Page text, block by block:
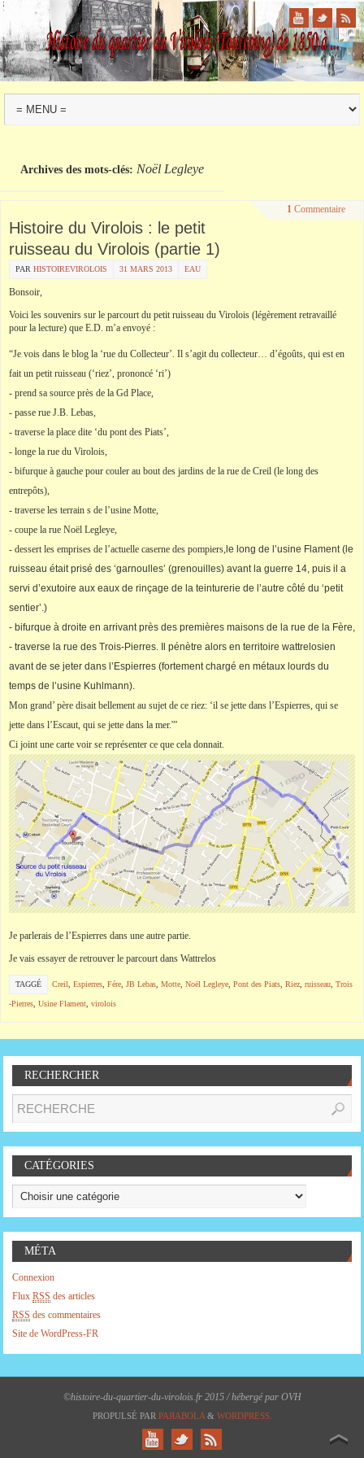
Archives des mots-clés: Noël Legleye
1 Commentaire
Histoire du Virolois : le petit
ruisseau du Virolois (partie 1)
PAR HISTOIREVIROLOIS 31 MARS 2013 EAU
Bonsoir,
Voici les souvenirs sur le parcourt du petit ruisseau du Virolois (légèrement retravaillé
pour la lecture) que E.D. m’a envoyé :
“Je vois dans le blog la ‘rue du Collecteur’. Il s’agit du collecteur… d’égoûts, qui est en
fait un petit ruisseau (‘riez’, prononcé ‘ri’)
- prend sa source près de la Gd Place,
- passe rue J.B. Lebas,
- traverse la place dite ‘du pont des Piats’,
- longe la rue du Virolois,
- bifurque à gauche pour couler au bout des jardins de la rue de Creil (le long des
entrepôts),
- traverse les terrain s de l’usine Motte,
- coupe la rue Noël Legleye,
- dessert les emprises de l’actuelle caserne des pompiers, le long de l’usine Flament (le
ruisseau était prisé des ‘garnoulles’ (grenouilles) avant la guerre 14, puis il a
servi d’exutoire aux eaux de rinçage de la teinturerie de l’autre côté du ‘petit
sentier’.)
- bifurque à droite en arrivant près des premières maisons de la rue de la Fère,
- traverse la rue des Trois-Pierres. Il pénètre alors en territoire wattrelosien
avant de se jeter dans l’Espierres (fortement chargé en métaux lourds du
temps de l’usine Kuhlmann).
Mon grand’ père disait bellement au sujet de ce riez: ‘il se jette dans l’Espierres, qui se
jette dans l’Escaut, qui se jette dans la mer.'”
Ci joint une carte voir se représenter ce que cela donnait.
Je parlerais de l’Espierres dans une autre partie.
Je vais essayer de retrouver le parcourt dans Wattrelos
TAGGÉ Creil Espierres Fére JB Lebas Motte Noël Legleye Pont des Piats Riez ruisseau Trois
-Pierres Usine Flament virolois
RECHERCHER
CATÉGORIES
MÉTA
Connexion
FluxRSS des articles
RSS des commentaires
Site de WordPress-FR
©histoire-du-quartier-du-virolois.fr 2015 / hébergé par OVH
PROPULSÉ PAR PAЯABOLA& WORDPRESS.